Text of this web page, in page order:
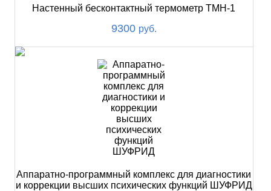
Настенный бесконтактный термометр ТМН-1
9300 руб.
Аппаратно-программный комплекс для диагностики
и коррекции высших психических функций ШУФРИД